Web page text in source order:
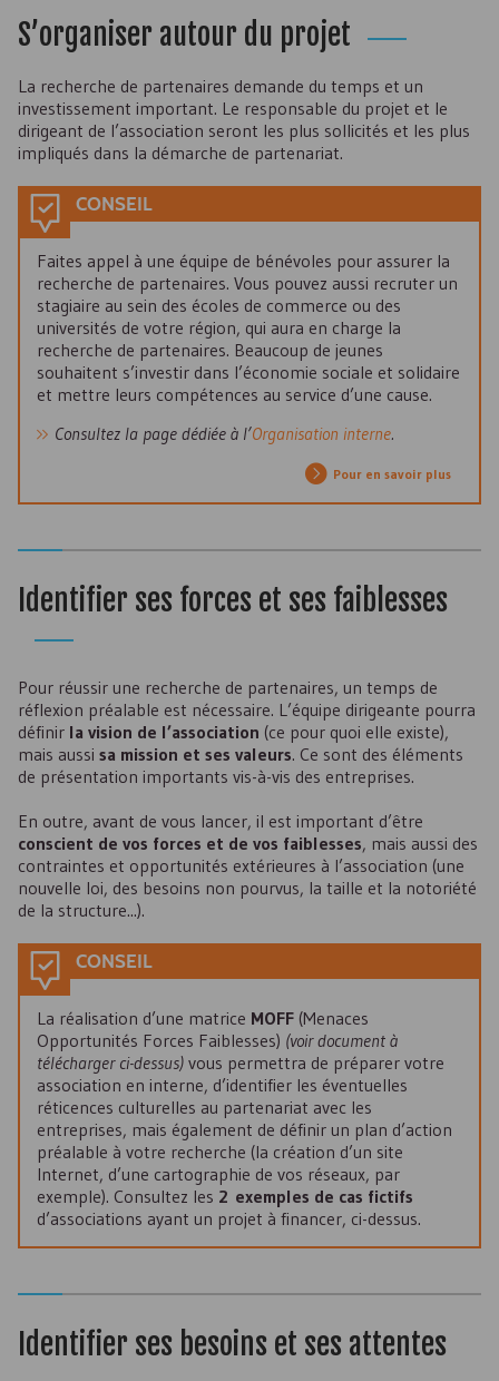
S’organiser autour du projet
La recherche de partenaires demande du temps et un
investissement important. Le responsable du projet et le
dirigeant de l’association seront les plus sollicités et les plus
impliqués dans la démarche de partenariat.
CONSEIL
Faites appel à une équipe de bénévoles pour assurer la
recherche de partenaires. Vous pouvez aussi recruter un
stagiaire au sein des écoles de commerce ou des
universités de votre région, qui aura en charge la
recherche de partenaires. Beaucoup de jeunes
souhaitent s’investir dans l’économie sociale et solidaire
et mettre leurs compétences au service d’une cause.
Consultez la page dédiée à l’Organisation interne.
Pour en savoir plus
Identifier ses forces et ses faiblesses
Pour réussir une recherche de partenaires, un temps de
réflexion préalable est nécessaire. L’équipe dirigeante pourra
définir la vision de l’association (ce pour quoi elle existe),
mais aussi sa mission et ses valeurs. Ce sont des éléments
de présentation importants vis-à-vis des entreprises.
En outre, avant de vous lancer, il est important d’être
conscient de vos forces et de vos faiblesses, mais aussi des
contraintes et opportunités extérieures à l’association (une
nouvelle loi, des besoins non pourvus, la taille et la notoriété
de la structure...).
CONSEIL
La réalisation d’une matrice MOFF (Menaces
Opportunités Forces Faiblesses) (voir document à
télécharger ci-dessus) vous permettra de préparer votre
association en interne, d’identifier les éventuelles
réticences culturelles au partenariat avec les
entreprises, mais également de définir un plan d’action
préalable à votre recherche (la création d’un site
Internet, d’une cartographie de vos réseaux, par
exemple). Consultez les 2 exemples de cas fictifs
d’associations ayant un projet à financer, ci-dessus.
Identifier ses besoins et ses attentes